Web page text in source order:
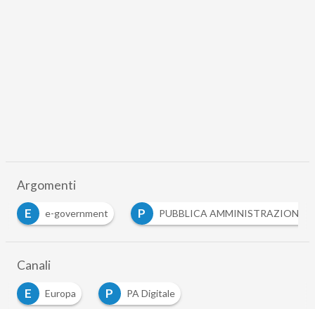
Argomenti
E
e-government P PUBBLICA AMMINISTRAZIONE
Canali
E
Europa P PA Digitale